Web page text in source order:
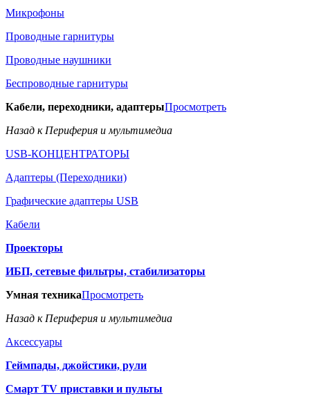
Микрофоны
Проводные гарнитуры
Проводные наушники
Беспроводные гарнитуры
Кабели, переходники, адаптерыПросмотреть
Назад к Периферия и мультимедиа
USB-КОНЦЕНТРАТОРЫ
Адаптеры (Переходники)
Графические адаптеры USB
Кабели
Проекторы
ИБП, сетевые фильтры, стабилизаторы
Умная техникаПросмотреть
Назад к Периферия и мультимедиа
Аксессуары
Геймпады, джойстики, рули
Смарт TV приставки и пульты